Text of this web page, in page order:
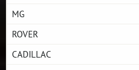
MG
ROVER
CADILLAC